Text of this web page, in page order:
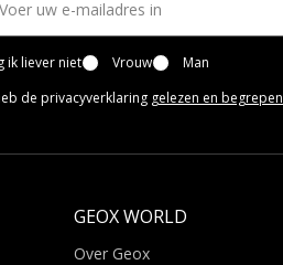
ik liever niet Vrouw
Man
de privacyverklaring gelezen en begrepen
GEOX WORLD
Over Geox